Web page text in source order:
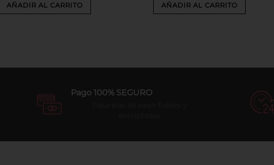
AÑADIR AL CARRITO AÑADIR AL CARRITO
Pago 100% SEGURO